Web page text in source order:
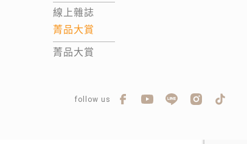
線上雜誌
菁品大賞
菁品大賞
follow us